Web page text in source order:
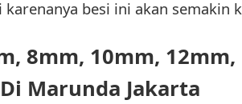
besi ini akan semakin
8mm, 10mm,
Di Marunda Jakarta